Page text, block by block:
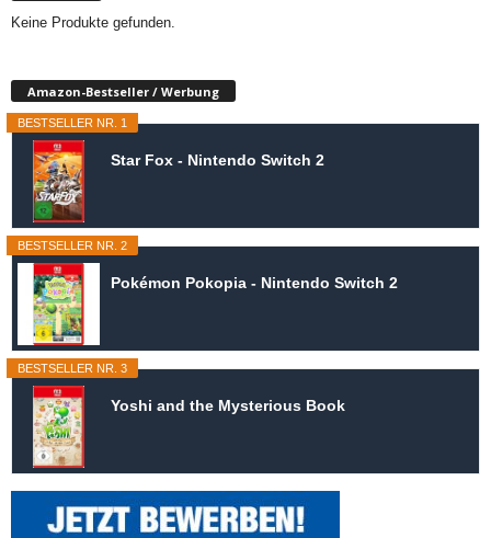
Keine Produkte gefunden.
Amazon-Bestseller / Werbung
BESTSELLER NR. 1
Star Fox - Nintendo Switch 2
BESTSELLER NR. 2
Pokémon Pokopia - Nintendo Switch 2
BESTSELLER NR. 3
Yoshi and the Mysterious Book